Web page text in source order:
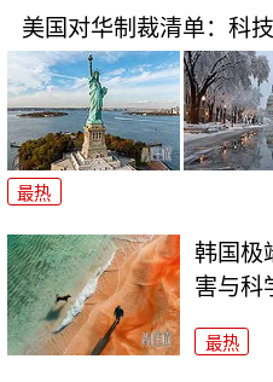
美国对华制裁清单：科
最热
韩国极
害与科
最热